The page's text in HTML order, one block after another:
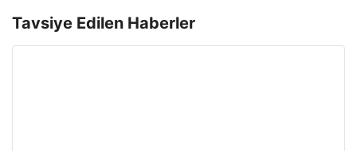
Tavsiye Edilen Haberler